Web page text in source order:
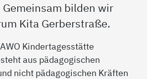
bilden wir
Kita Gerberstraße.
Kindertagesstätte
aus pädagogischen
nicht pädagogischen Kräften